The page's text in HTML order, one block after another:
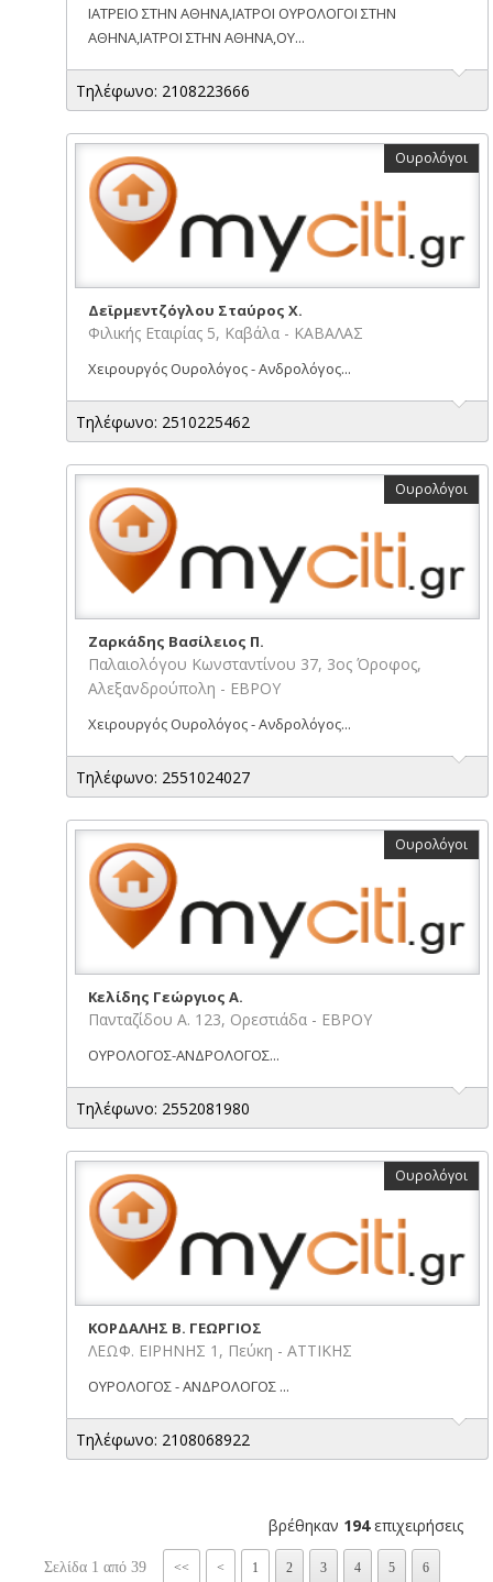
ΙΑΤΡΕΙΟ ΣΤΗΝ ΑΘΗΝΑ,ΙΑΤΡΟΙ ΟΥΡΟΛΟΓΟΙ ΣΤΗΝ
ΑΘΗΝΑ,ΙΑΤΡΟΙ ΣΤΗΝ ΑΘΗΝΑ,ΟΥ...
Τηλέφωνο: 2108223666
Ουρολόγοι
Δεϊρμεντζόγλου Σταύρος Χ.
Φιλικής Εταιρίας 5, Καβάλα - ΚΑΒΑΛΑΣ
Χειρουργός Ουρολόγος - Ανδρολόγος...
Τηλέφωνο: 2510225462
Ουρολόγοι
Ζαρκάδης Βασίλειος Π.
Παλαιολόγου Κωνσταντίνου 37, 3ος Όροφος,
Αλεξανδρούπολη - ΕΒΡΟΥ
Χειρουργός Ουρολόγος - Ανδρολόγος...
Τηλέφωνο: 2551024027
Ουρολόγοι
Κελίδης Γεώργιος Α.
Πανταζίδου Α. 123, Ορεστιάδα - ΕΒΡΟΥ
ΟΥΡΟΛΟΓΟΣ-ΑΝΔΡΟΛΟΓΟΣ...
Τηλέφωνο: 2552081980
Ουρολόγοι
ΚΟΡΔΑΛΗΣ Β. ΓΕΩΡΓΙΟΣ
ΛΕΩΦ. ΕΙΡΗΝΗΣ 1, Πεύκη - ΑΤΤΙΚΗΣ
ΟΥΡΟΛΟΓΟΣ - ΑΝΔΡΟΛΟΓΟΣ ...
Τηλέφωνο: 2108068922
βρέθηκαν 194επιχειρήσεις
Σελίδα 1 από 39 << < 1 2 3 4 5 6